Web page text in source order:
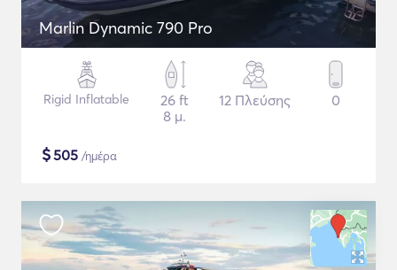
Marlin Dynamic 790 Pro
Rigid Inflatable
26 ft
8 μ.
12 Πλεύσης 0
$505 /ημέρα